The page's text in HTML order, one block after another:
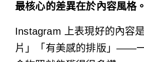
最核心的差異在於內容風格。
Instagram 上表現好的內容
片」「有美感的排版」——